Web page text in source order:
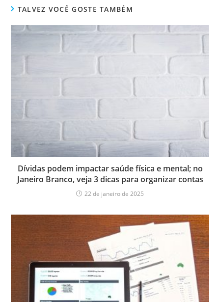
TALVEZ VOCÊ GOSTE TAMBÉM
Dívidas podem impactar saúde física e mental; no
Janeiro Branco, veja 3 dicas para organizar contas
22 de janeiro de 2025